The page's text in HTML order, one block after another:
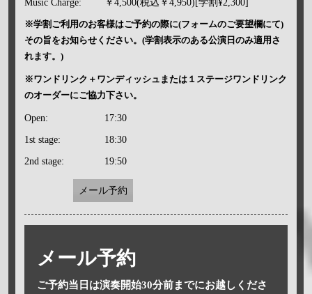
Music Charge: ￥4,500(税込￥4,950)[学割¥2,300]
※学割ご利用のお客様はご予約の際に(フォームのご要望欄にて)
その旨をお知らせください。(学割表示のある公演日のみ適用さ
れます。)
※ワンドリンク＋ワンディッシュまたは１ステージワンドリンク
のオーダーにご協力下さい。
Open: 17:30
1st stage: 18:30
2nd stage: 19:50
メール予約
メール予約
ご予約当日は演奏開始30分前までにお越しくださ